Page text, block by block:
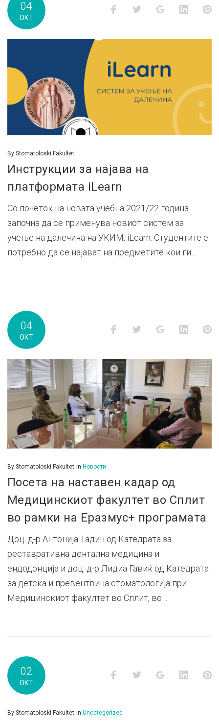
04
ОКТ
FacebookTwitter Google+
By Stomatoloski Fakultet
Инструкции за најава на
платформата iLearn
Со почеток на новата учебна 2021/22 година
започна да се применува новиот систем за
учење на далечина на УКИМ, iLearn. Студентите е
потребно да се најават на предметите кои ги…
04
ОКТ
FacebookTwitter Google+
By Stomatoloski Fakultet in Новости
Посета на наставен кадар од
Медицинскиот факултет во Сплит
во рамки на Еразмус+ програмата
Доц. д-р Антонија Тадин од Катедрата за
реставративна дентална медицина и
ендодонција и доц. д-р Лидиа Гавиќ од Катедрата
за детска и превентвина стоматологија при
Медицинскиот факултет во Сплит, во…
02
ОКТ
FacebookTwitter Google+
By Stomatoloski Fakultet in Uncategorized